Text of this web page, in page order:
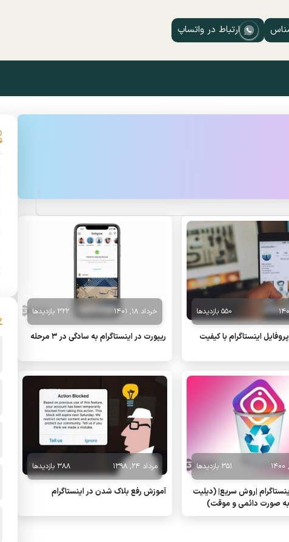
ارتباط در واتساپ
550 بازدیدها
اینستاگرام با کیفیت
خرداد 18, 1401 322 بازدیدها
ریپورت در اینستاگرام به سادگی در 3 مرحله
351 بازدیدها
|روش سریع| (دیلیت
صورت دائمی و موقت)
مرداد 24, 1398 388 بازدیدها
آموزش رفع بلاک شدن در اینستاگرام